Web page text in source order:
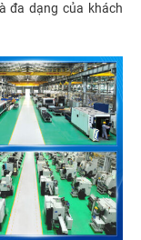
đa dạng của khách